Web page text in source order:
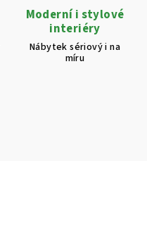
Moderní i stylové
interiéry
Nábytek sériový i na
míru